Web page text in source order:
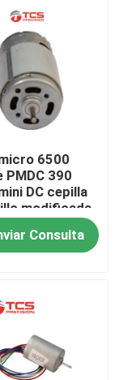
6500
PMDC 390
DC cepilla
modificada
Consulta